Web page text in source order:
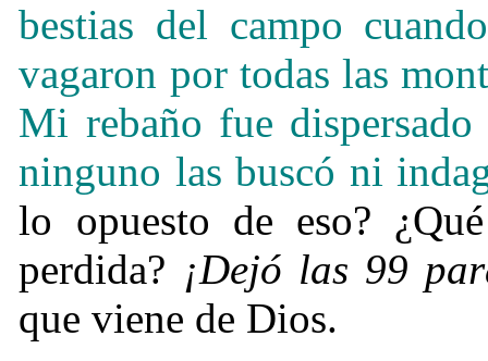
bestias del campo
vagaron por todas las
Mi rebaño fue
ninguno las buscó ni
lo opuesto de eso?
perdida? ¡Dejó las 99
que viene de Dios.